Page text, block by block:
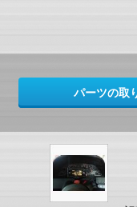
パーツの取